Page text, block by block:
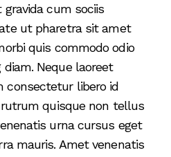
cum sociis
ut pharetra sit amet
quis commodo odio
diam. Neque laoreet
consectetur libero id
quisque non tellus
urna cursus eget
mauris. Amet venenatis